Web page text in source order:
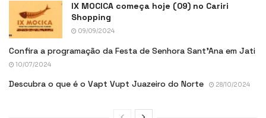
IX MOCICA começa hoje (09) no Cariri
Shopping
09/09/2024
Confira a programação da Festa de Senhora Sant’Ana em Jati
10/07/2024
Descubra o que é o Vapt Vupt Juazeiro do Norte 28/10/2024